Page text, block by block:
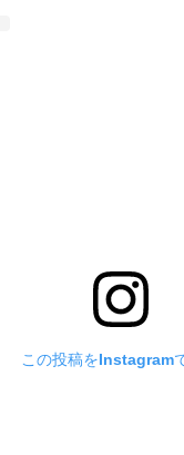
この投稿をInstagram